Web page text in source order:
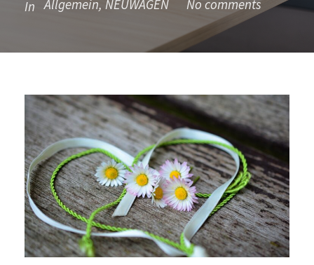
In Allgemein, NEUWAGEN No comments